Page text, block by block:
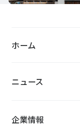
ホーム
ニュース
企業情報